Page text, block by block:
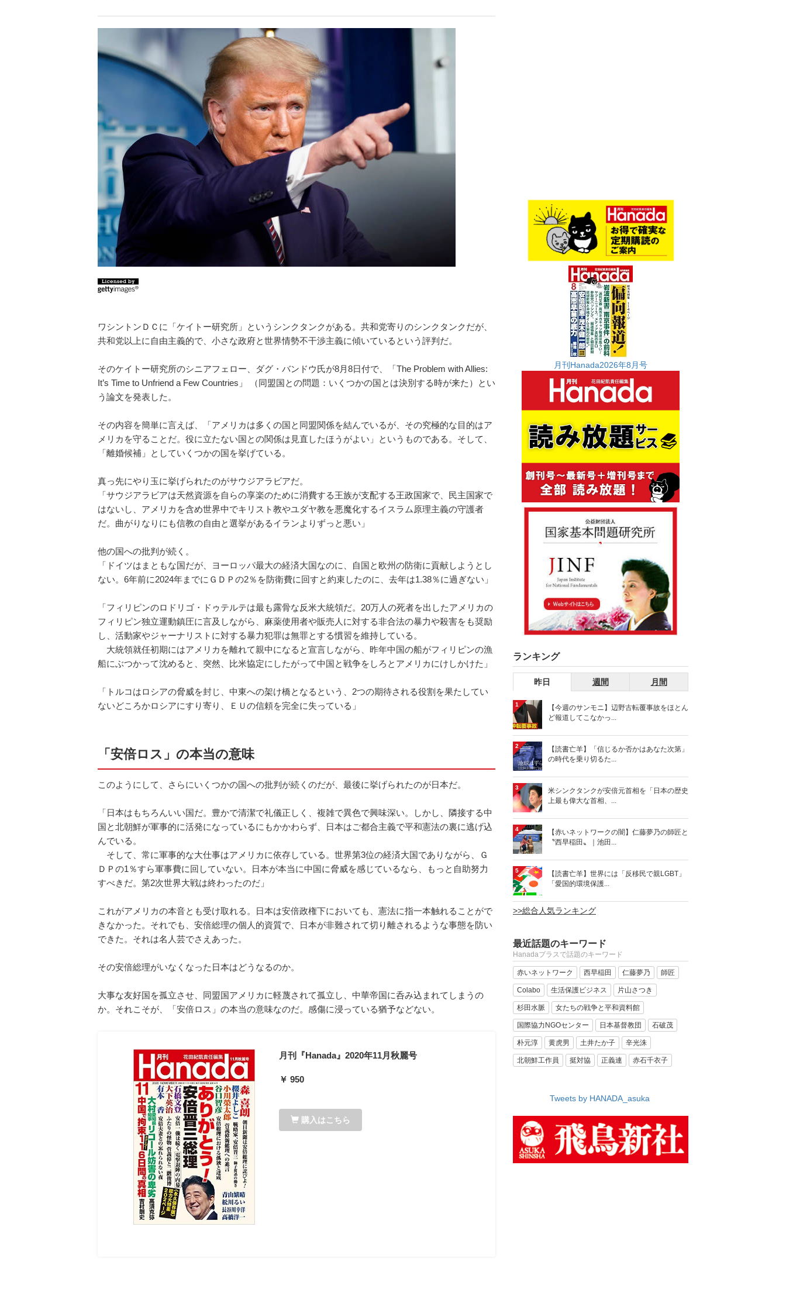
ワシントンＤＣに「ケイトー研究所」というシンクタンクがある。共和党寄りのシンクタンクだが、
共和党以上に自由主義的で、小さな政府と世界情勢不干渉主義に傾いているという評判だ。
そのケイトー研究所のシニアフェロー、ダグ・バンドウ氏が8月8日付で、「The Problem with Allies:
It’s Time to Unfriend a Few Countries」 （同盟国との問題：いくつかの国とは決別する時が来た）とい
う論文を発表した。
その内容を簡単に言えば、「アメリカは多くの国と同盟関係を結んでいるが、その究極的な目的はア
メリカを守ることだ。役に立たない国との関係は見直したほうがよい」というものである。そして、
「離婚候補」としていくつかの国を挙げている。
真っ先にやり玉に挙げられたのがサウジアラビアだ。
「サウジアラビアは天然資源を自らの享楽のために消費する王族が支配する王政国家で、民主国家で
はないし、アメリカを含め世界中でキリスト教やユダヤ教を悪魔化するイスラム原理主義の守護者
だ。曲がりなりにも信教の自由と選挙があるイランよりずっと悪い」
他の国への批判が続く。
「ドイツはまともな国だが、ヨーロッパ最大の経済大国なのに、自国と欧州の防衛に貢献しようとし
ない。6年前に2024年までにＧＤＰの2％を防衛費に回すと約束したのに、去年は1.38％に過ぎない」
「フィリピンのロドリゴ・ドゥテルテは最も露骨な反米大統領だ。20万人の死者を出したアメリカの
フィリピン独立運動鎮圧に言及しながら、麻薬使用者や販売人に対する非合法の暴力や殺害をも奨励
し、活動家やジャーナリストに対する暴力犯罪は無罪とする慣習を維持している。
大統領就任初期にはアメリカを離れて親中になると宣言しながら、昨年中国の船がフィリピンの漁
船にぶつかって沈めると、突然、比米協定にしたがって中国と戦争をしろとアメリカにけしかけた」
「トルコはロシアの脅威を封じ、中東への架け橋となるという、2つの期待される役割を果たしてい
ないどころかロシアにすり寄り、ＥＵの信頼を完全に失っている」
「安倍ロス」の本当の意味
このようにして、さらにいくつかの国への批判が続くのだが、最後に挙げられたのが日本だ。
「日本はもちろんいい国だ。豊かで清潔で礼儀正しく、複雑で異色で興味深い。しかし、隣接する中
国と北朝鮮が軍事的に活発になっているにもかかわらず、日本はご都合主義で平和憲法の裏に逃げ込
んでいる。
そして、常に軍事的な大仕事はアメリカに依存している。世界第3位の経済大国でありながら、Ｇ
ＤＰの1％すら軍事費に回していない。日本が本当に中国に脅威を感じているなら、もっと自助努力
すべきだ。第2次世界大戦は終わったのだ」
これがアメリカの本音とも受け取れる。日本は安倍政権下においても、憲法に指一本触れることがで
きなかった。それでも、安倍総理の個人的資質で、日本が非難されて切り離されるような事態を防い
できた。それは名人芸でさえあった。
その安倍総理がいなくなった日本はどうなるのか。
大事な友好国を孤立させ、同盟国アメリカに軽蔑されて孤立し、中華帝国に呑み込まれてしまうの
か。それこそが、「安倍ロス」の本当の意味なのだ。感傷に浸っている猶予などない。
月刊『Hanada』2020年11月秋麗号
￥ 950
購入はこちら
月刊Hanada2026年8月号
ランキング
昨日 週間 月間
1
【今週のサンモニ】辺野古転覆事故をほとん
ど報道してこなかっ...
2
【読書亡羊】「信じるか否かはあなた次第」
の時代を乗り切るた...
3
米シンクタンクが安倍元首相を「日本の歴史
上最も偉大な首相、...
4
【赤いネットワークの闇】仁藤夢乃の師匠と
〝西早稲田〟｜池田...
5
【読書亡羊】世界には「反移民で親LGBT」
「愛国的環境保護...
>>総合人気ランキング
最近話題のキーワード
Hanadaプラスで話題のキーワード
赤いネットワーク 西早稲田 仁藤夢乃 師匠
Colabo 生活保護ビジネス 片山さつき
杉田水脈 女たちの戦争と平和資料館
国際協力NGOセンター 日本基督教団 石破茂
朴元淳 黄虎男 土井たか子 辛光洙
北朝鮮工作員 挺対協 正義連 赤石千衣子
Tweets by HANADA_asuka